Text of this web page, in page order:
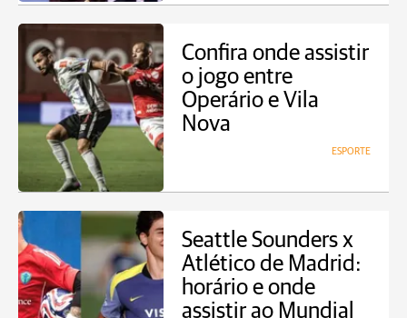
Confira onde assistir
o jogo entre
Operário e Vila
Nova
ESPORTE
Seattle Sounders x
Atlético de Madrid:
horário e onde
assistir ao Mundial